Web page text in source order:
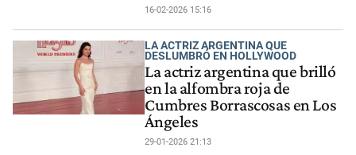
16-02-2026 15:16
LA ACTRIZ ARGENTINA QUE
DESLUMBRÓ EN HOLLYWOOD
La actriz argentina que brilló
en la alfombra roja de
Cumbres Borrascosas en Los
Ángeles
29-01-2026 21:13